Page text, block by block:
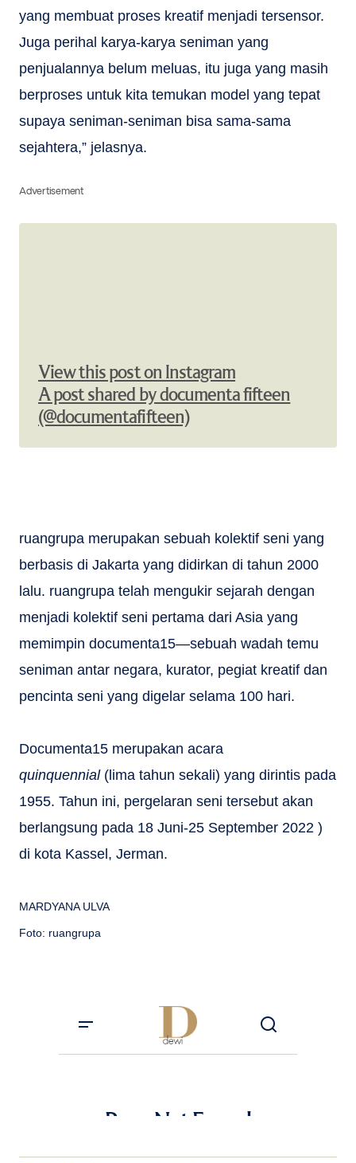
yang membuat proses kreatif menjadi tersensor.
Juga perihal karya-karya seniman yang
penjualannya belum meluas, itu juga yang masih
berproses untuk kita temukan model yang tepat
supaya seniman-seniman bisa sama-sama
sejahtera,” jelasnya.
Advertisement
View this post on Instagram
A post shared by documenta fifteen
(@documentafifteen)
ruangrupa merupakan sebuah kolektif seni yang
berbasis di Jakarta yang didirkan di tahun 2000
lalu. ruangrupa telah mengukir sejarah dengan
menjadi kolektif seni pertama dari Asia yang
memimpin documenta15—sebuah wadah temu
seniman antar negara, kurator, pegiat kreatif dan
pencinta seni yang digelar selama 100 hari.
Documenta15 merupakan acara
quinquennial(lima tahun sekali) yang dirintis pada
1955. Tahun ini, pergelaran seni tersebut akan
berlangsung pada 18 Juni-25 September 2022 )
di kota Kassel, Jerman.
MARDYANA ULVA
Foto: ruangrupa